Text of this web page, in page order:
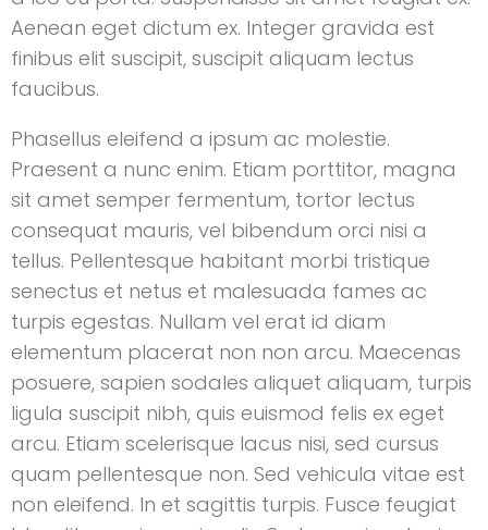
Aenean eget dictum ex. Integer gravida est
finibus elit suscipit, suscipit aliquam lectus
faucibus.
Phasellus eleifend a ipsum ac molestie.
Praesent a nunc enim. Etiam porttitor, magna
sit amet semper fermentum, tortor lectus
consequat mauris, vel bibendum orci nisi a
tellus. Pellentesque habitant morbi tristique
senectus et netus et malesuada fames ac
turpis egestas. Nullam vel erat id diam
elementum placerat non non arcu. Maecenas
posuere, sapien sodales aliquet aliquam, turpis
ligula suscipit nibh, quis euismod felis ex eget
arcu. Etiam scelerisque lacus nisi, sed cursus
quam pellentesque non. Sed vehicula vitae est
non eleifend. In et sagittis turpis. Fusce feugiat